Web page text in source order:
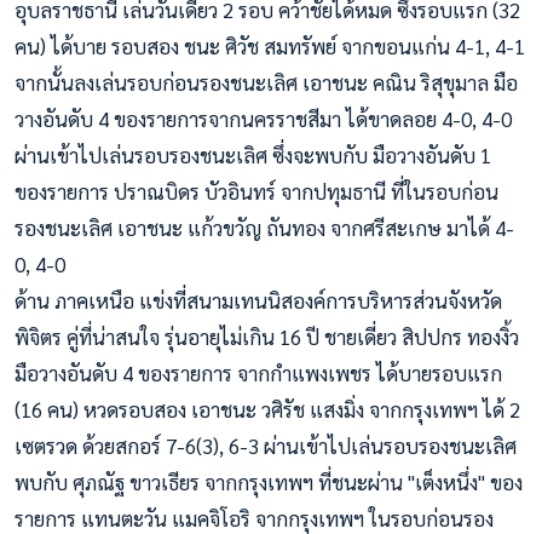
อุบลราชธานี เล่นวันเดียว 2 รอบ คว้าชัยได้หมด ซึ่งรอบแรก (32
คน) ได้บาย รอบสอง ชนะ ศิวัช สมทรัพย์ จากขอนแก่น 4-1, 4-1
จากนั้นลงเล่นรอบก่อนรองชนะเลิศ เอาชนะ คณิน ริสุขุมาล มือ
วางอันดับ 4 ของรายการจากนครราชสีมา ได้ขาดลอย 4-0, 4-0
ผ่านเข้าไปเล่นรอบรองชนะเลิศ ซึ่งจะพบกับ มือวางอันดับ 1
ของรายการ ปราณบิดร บัวอินทร์ จากปทุมธานี ที่ในรอบก่อน
รองชนะเลิศ เอาชนะ แก้วขวัญ ถันทอง จากศรีสะเกษ มาได้ 4-
0, 4-0
ด้าน ภาคเหนือ แข่งที่สนามเทนนิสองค์การบริหารส่วนจังหวัด
พิจิตร คู่ที่น่าสนใจ รุ่นอายุไม่เกิน 16 ปี ชายเดี่ยว สิปปกร ทองงิ้ว
มือวางอันดับ 4 ของรายการ จากกำแพงเพชร ได้บายรอบแรก
(16 คน) หวดรอบสอง เอาชนะ วศิรัช แสงมิ่ง จากกรุงเทพฯ ได้ 2
เซตรวด ด้วยสกอร์ 7-6(3), 6-3 ผ่านเข้าไปเล่นรอบรองชนะเลิศ
พบกับ ศุภณัฐ ขาวเธียร จากกรุงเทพฯ ที่ชนะผ่าน "เต็งหนึ่ง" ของ
รายการ แทนตะวัน แมคจิโอริ จากกรุงเทพฯ ในรอบก่อนรอง